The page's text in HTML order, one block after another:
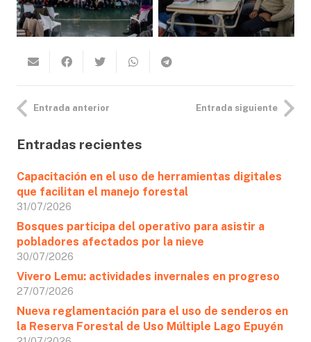
Entrada anterior Entrada siguiente
Entradas recientes
Capacitación en el uso de herramientas digitales
que facilitan el manejo forestal
31/07/2026
Bosques participa del operativo para asistir a
pobladores afectados por la nieve
30/07/2026
Vivero Lemu: actividades invernales en progreso
27/07/2026
Nueva reglamentación para el uso de senderos en
la Reserva Forestal de Uso Múltiple Lago Epuyén